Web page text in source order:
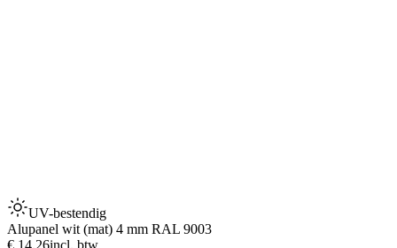
UV-bestendig
Alupanel wit (mat) 4 mm RAL 9003